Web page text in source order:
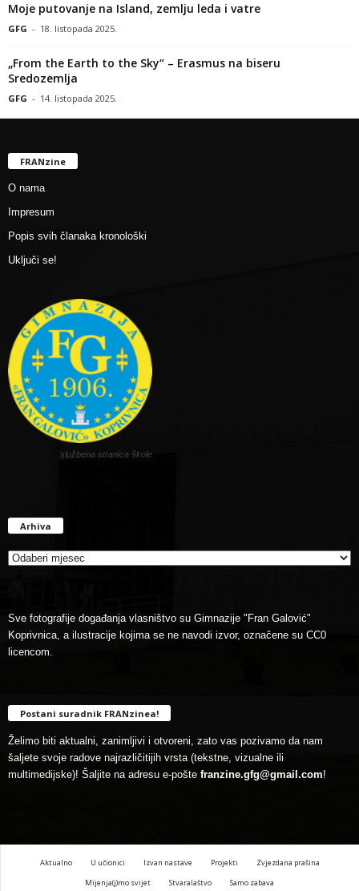
Moje putovanje na Island, zemlju leda i vatre
GFG - 18. listopada 2025.
„From the Earth to the Sky“ – Erasmus na biseru
Sredozemlja
GFG - 14. listopada 2025.
FRANzine
O nama
Impresum
Popis svih članaka kronološki
Uključi se!
službena stranica škole
Arhiva
Sve fotografije događanja vlasništvo su Gimnazije "Fran Galović"
Koprivnica, a ilustracije kojima se ne navodi izvor, označene su CC0
licencom.
Postani suradnik FRANzinea!
Želimo biti aktualni, zanimljivi i otvoreni, zato vas pozivamo da nam
šaljete svoje radove najrazličitijih vrsta (tekstne, vizualne ili
multimedijske)! Šaljite na adresu e-pošte franzine.gfg@gmail.com!
Aktualno U učionici Izvan nastave Projekti
Zvjezdana prašina
Mijenja(j)mo svijet
Stvaralaštvo Samo zabava